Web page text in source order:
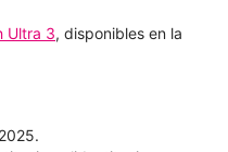
Ultra 3, disponibles en la